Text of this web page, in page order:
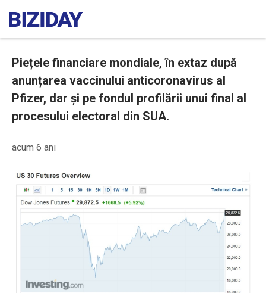
Piețele financiare mondiale, în extaz după
anunțarea vaccinului anticoronavirus al
Pfizer, dar și pe fondul profilării unui final al
procesului electoral din SUA.
acum 6 ani